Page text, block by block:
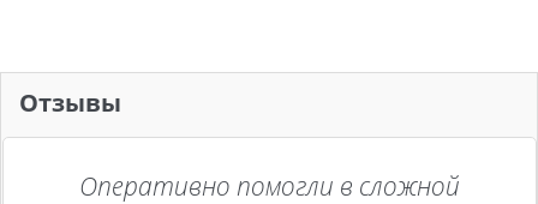
Отзывы
Оперативно помогли в сложной